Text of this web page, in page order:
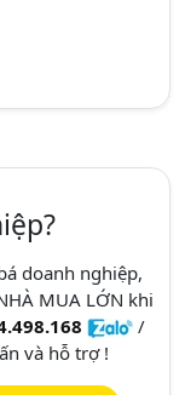
doanh nghiệp,
MUA LỚN khi
/
và hỗ trợ !